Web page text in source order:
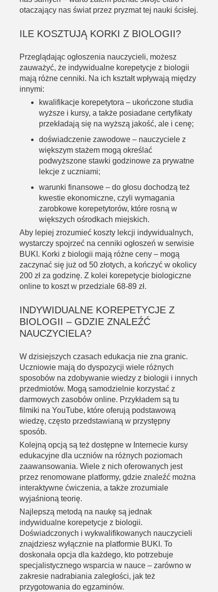
otaczający nas świat przez pryzmat tej nauki ścisłej.
ILE KOSZTUJĄ KORKI Z BIOLOGII?
Przeglądając ogłoszenia nauczycieli, możesz
zauważyć, że indywidualne korepetycje z biologii
mają różne cenniki. Na ich kształt wpływają między
innymi:
kwalifikacje korepetytora – ukończone studia
wyższe i kursy, a także posiadane certyfikaty
przekładają się na wyższą jakość, ale i cenę;
doświadczenie zawodowe – nauczyciele z
większym stażem mogą określać
podwyższone stawki godzinowe za prywatne
lekcje z uczniami;
warunki finansowe – do głosu dochodzą też
kwestie ekonomiczne, czyli wymagania
zarobkowe korepetytorów, które rosną w
większych ośrodkach miejskich.
Aby lepiej zrozumieć koszty lekcji indywidualnych,
wystarczy spojrzeć na cenniki ogłoszeń w serwisie
BUKI. Korki z biologii mają różne ceny – mogą
zaczynać się już od 50 złotych, a kończyć w okolicy
200 zł za godzinę. Z kolei korepetycje biologiczne
online to koszt w przedziale 68-89 zł.
INDYWIDUALNE KOREPETYCJE Z
BIOLOGII – GDZIE ZNALEŹĆ
NAUCZYCIELA?
W dzisiejszych czasach edukacja nie zna granic.
Uczniowie mają do dyspozycji wiele różnych
sposobów na zdobywanie wiedzy z biologii i innych
przedmiotów. Mogą samodzielnie korzystać z
darmowych zasobów online. Przykładem są tu
filmiki na YouTube, które oferują podstawową
wiedzę, często przedstawianą w przystępny
sposób.
Kolejną opcją są też dostępne w Internecie kursy
edukacyjne dla uczniów na różnych poziomach
zaawansowania. Wiele z nich oferowanych jest
przez renomowane platformy, gdzie znaleźć można
interaktywne ćwiczenia, a także zrozumiale
wyjaśnioną teorię.
Najlepszą metodą na naukę są jednak
indywidualne korepetycje z biologii.
Doświadczonych i wykwalifikowanych nauczycieli
znajdziesz wyłącznie na platformie BUKI. To
doskonała opcja dla każdego, kto potrzebuje
specjalistycznego wsparcia w nauce – zarówno w
zakresie nadrabiania zaległości, jak też
przygotowania do egzaminów.